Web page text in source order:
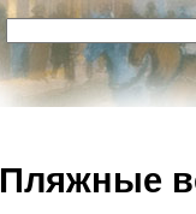
Пляжные